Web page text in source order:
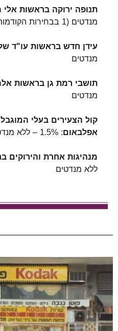
תנופה ירוקה בראשות אלי
מנדטים (1 בבחירות הקודמות)
עידן חדש בראשות עו"ד
מנדטים
תושבי רמת גן בראשות
מנדטים
קול הצעירים בעלי
אפלבאום: 1.5% – ללא מנדטים
מנהיגות אחרת והירוקים
ללא מנדטים